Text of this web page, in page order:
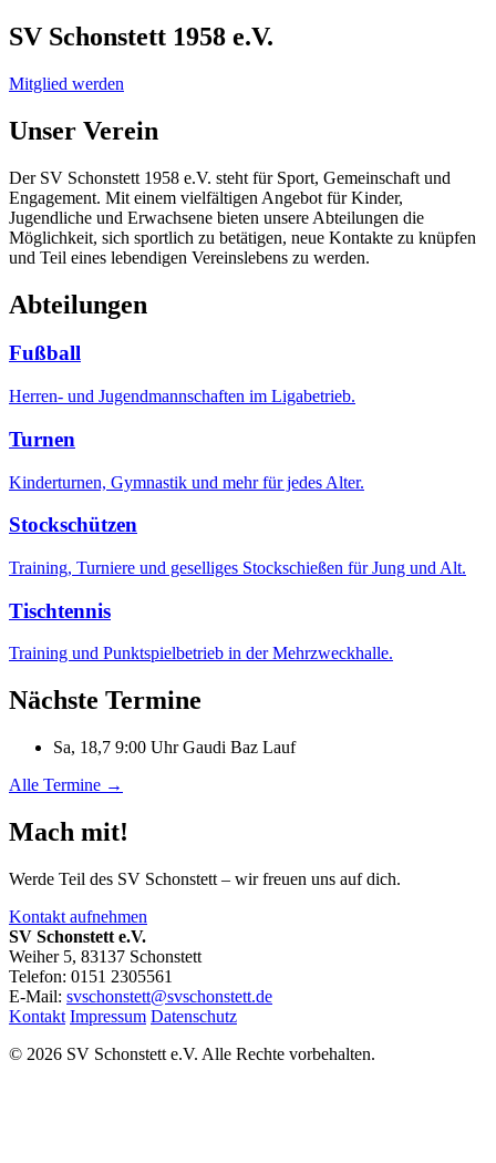
SV Schonstett 1958 e.V.
Mitglied werden
Unser Verein
Der SV Schonstett 1958 e.V. steht für Sport, Gemeinschaft und
Engagement. Mit einem vielfältigen Angebot für Kinder,
Jugendliche und Erwachsene bieten unsere Abteilungen die
Möglichkeit, sich sportlich zu betätigen, neue Kontakte zu knüpfen
und Teil eines lebendigen Vereinslebens zu werden.
Abteilungen
Fußball
Herren- und Jugendmannschaften im Ligabetrieb.
Turnen
Kinderturnen, Gymnastik und mehr für jedes Alter.
Stockschützen
Training, Turniere und geselliges Stockschießen für Jung und Alt.
Tischtennis
Training und Punktspielbetrieb in der Mehrzweckhalle.
Nächste Termine
Sa, 18,7 9:00 UhrGaudi Baz Lauf
Alle Termine →
Mach mit!
Werde Teil des SV Schonstett – wir freuen uns auf dich.
Kontakt aufnehmen
SV Schonstett e.V.
Weiher 5, 83137 Schonstett
Telefon: 0151 2305561
E-Mail: svschonstett@svschonstett.de
Kontakt Impressum Datenschutz
© 2026 SV Schonstett e.V. Alle Rechte vorbehalten.